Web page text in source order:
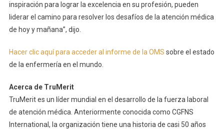
inspiración para lograr la excelencia en su profesión, pueden
liderar el camino para resolver los desafíos de la atención médica
de hoy y mañana”, dijo.
Hacer clic aquí para acceder al informe de la OMS sobre el estado
de la enfermería en el mundo.
Acerca de TruMerit
TruMerit es un líder mundial en el desarrollo de la fuerza laboral
de atención médica. Anteriormente conocida como CGFNS
International, la organización tiene una historia de casi 50 años